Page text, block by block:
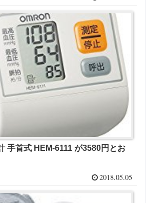
手首式 HEM-6111 が3580円とお
2018.05.05